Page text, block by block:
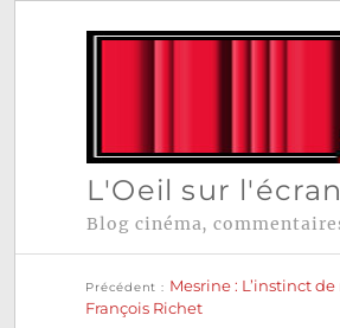
L'Oeil sur l'écran
Blog cinéma,
Navigation
de
Précédent
Mesrine : L’instinct
François Richet